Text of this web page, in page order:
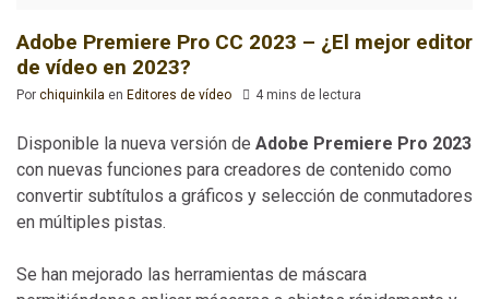
Adobe Premiere Pro CC 2023 – ¿El mejor editor
de vídeo en 2023?
Por chiquinkila en Editores de vídeo 4 mins de lectura
Disponible la nueva versión de Adobe Premiere Pro 2023
con nuevas funciones para creadores de contenido como
convertir subtítulos a gráficos y selección de conmutadores
en múltiples pistas.
Se han mejorado las herramientas de máscara